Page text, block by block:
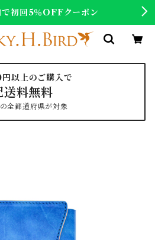
で初回5％OFFクーポン
以上のご購入で
送料無料
全都道府県が対象